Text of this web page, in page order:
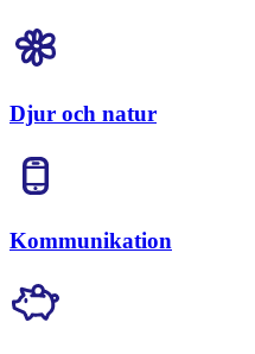
Djur och natur
Kommunikation